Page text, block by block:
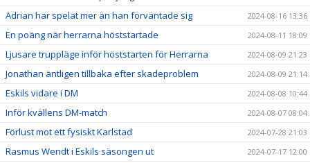
Adrian har spelat mer än han förväntade sig 2024-08-16 13:36
En poäng när herrarna höststartade 2024-08-11 18:09
Ljusare truppläge inför höststarten för Herrarna 2024-08-09 21:23
Jonathan äntligen tillbaka efter skadeproblem 2024-08-09 21:14
Eskils vidare i DM 2024-08-08 10:44
Inför kvällens DM-match 2024-08-07 08:04
Förlust mot ett fysiskt Karlstad 2024-07-28 21:03
Rasmus Wendt i Eskils säsongen ut 2024-07-17 12:00